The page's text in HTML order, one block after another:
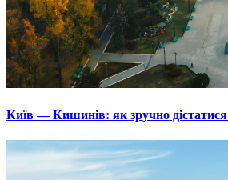
Київ — Кишинів: як зручно